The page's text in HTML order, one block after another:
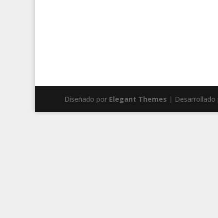
Diseñado por Elegant Themes | Desarrollado